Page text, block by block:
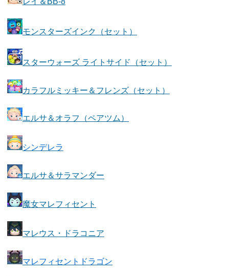
モンスターズインク（セット）
スターウォーズ ライトサイド（セット）
カラフルミッキー＆フレンズ（セット）
エルサ＆オラフ（ペアツム）
シンデレラ
エルサ＆サラマンダー
魔女マレフィセント
マレウス・ドラコニア
マレフィセントドラゴン